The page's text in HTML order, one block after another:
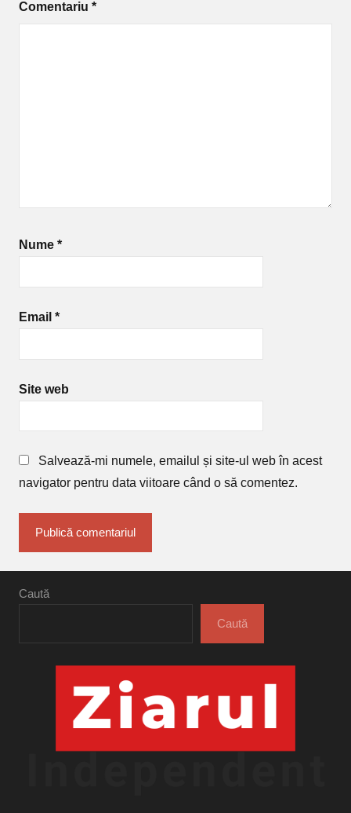
Comentariu *
Nume *
Email *
Site web
Salvează-mi numele, emailul și site-ul web în acest
navigator pentru data viitoare când o să comentez.
Caută
Caută